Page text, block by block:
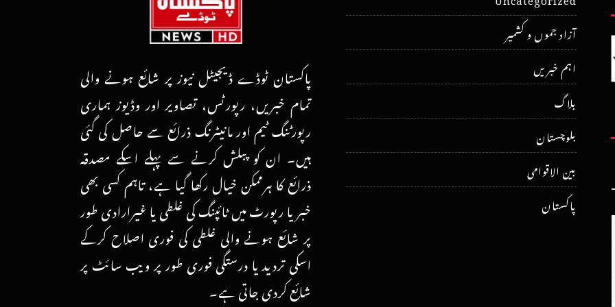
پاکستان ٹوڈے ڈیجیٹل نیوز پر شائع ہونے والی
تمام خبریں، رپورٹس، تصاویر اور وڈیوز ہماری
رپورٹنگ ٹیم اور مانیٹرنگ ذرائع سے حاصل کی گئی
ہیں۔ ان کو پبلش کرنے سے پہلے اسکے مصدقہ
ذرائع کا ہرممکن خیال رکھا گیا ہے، تاہم کسی بھی
خبر یا رپورٹ میں ٹائپنگ کی غلطی یا غیرارادی طور
پر شائع ہونے والی غلطی کی فوری اصلاح کرکے
اسکی تردید یا درستگی فوری طور پر ویب سائٹ پر
شائع کردی جاتی ہے۔
آزاد جموں و کشمیر
اہم خبریں
بلاگ
بلوچستان
بین الاقوامی
پاکستان